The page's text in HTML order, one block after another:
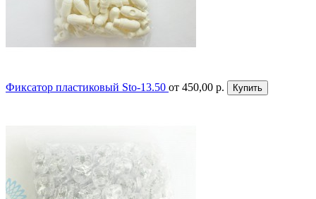
Фиксатор пластиковый Sto-13.50 от 450,00 р. Купить